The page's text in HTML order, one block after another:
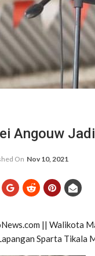
Angouw
On Nov 10, 2021
|| Walikota
Sparta Tikala